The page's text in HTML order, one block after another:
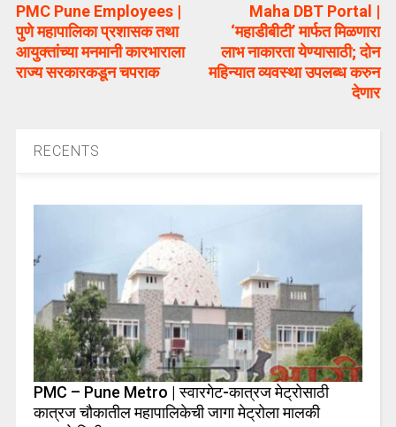
PMC Pune Employees |
पुणे महापालिका प्रशासक तथा
आयुक्तांच्या मनमानी कारभाराला
राज्य सरकारकडून चपराक
Maha DBT Portal |
‘महाडीबीटी’ मार्फत मिळणारा
लाभ नाकारता येण्यासाठी; दोन
महिन्यात व्यवस्था उपलब्ध करुन
देणार
RECENTS
PMC – Pune Metro | स्वारगेट-कात्रज मेट्रोसाठी
कात्रज चौकातील महापालिकेची जागा मेट्रोला मालकी